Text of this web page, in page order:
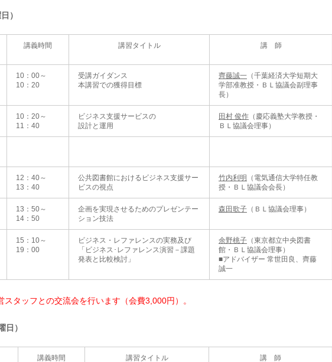
）
講義時間 講習タイトル 講 師
10：00～
10：20
受講ガイダンス
本講習での獲得目標
齊藤誠一 （千葉経済大学短期大
学部准教授・ＢＬ協議会副理事
長）
10：20～
11：40
ビジネス支援サービスの
設計と運用
田村 俊作 （慶応義塾大学教授・
ＢＬ協議会理事）
12：40～
13：40
公共図書館におけるビジネス支援サー
ビスの視点
竹内利明
（電気通信大学特任教
授・ＢＬ協議会会長）
13：50～
14：50
企画を実現させるためのプレゼンテー
ション技法
森田歌子 （ＢＬ協議会理事）
15：10～
19：00
ビジネス・レファレンスの実務及び
「ビジネス･レファレンス演習－課題
発表と比較検討」
余野桃子 （東京都立中央図書
館・ＢＬ協議会理事）
■アドバイザー 常世田良、齊藤
誠一
タッフとの交流会を行います（会費3,000円）。
日）
講義時間 講習タイトル 講 師